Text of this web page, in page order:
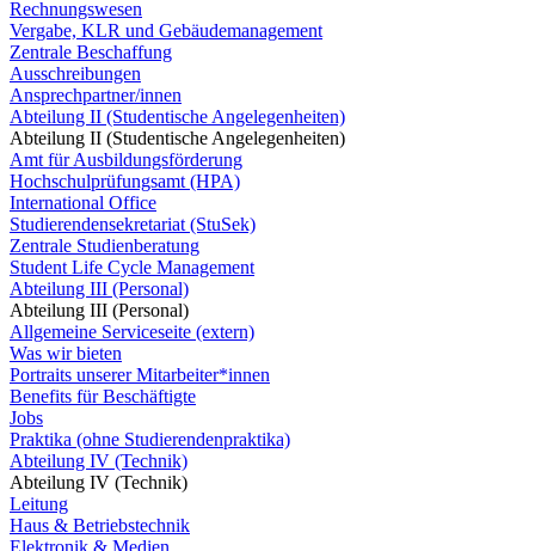
Rechnungswesen
Vergabe, KLR und Gebäudemanagement
Zentrale Beschaffung
Ausschreibungen
Ansprechpartner/innen
Abteilung II (Studentische Angelegenheiten)
Abteilung II (Studentische Angelegenheiten)
Amt für Ausbildungsförderung
Hochschulprüfungsamt (HPA)
International Office
Studierendensekretariat (StuSek)
Zentrale Studienberatung
Student Life Cycle Management
Abteilung III (Personal)
Abteilung III (Personal)
Allgemeine Serviceseite (extern)
Was wir bieten
Portraits unserer Mitarbeiter*innen
Benefits für Beschäftigte
Jobs
Praktika (ohne Studierendenpraktika)
Abteilung IV (Technik)
Abteilung IV (Technik)
Leitung
Haus & Betriebstechnik
Elektronik & Medien